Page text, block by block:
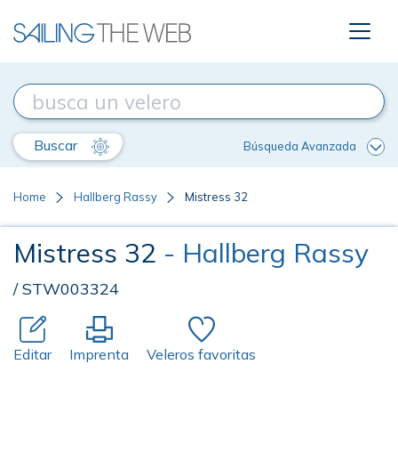
Buscar Búsqueda Avanzada
Home Hallberg Rassy Mistress 32
Mistress 32 - Hallberg Rassy
/ STW003324
Editar Imprenta Veleros favoritas